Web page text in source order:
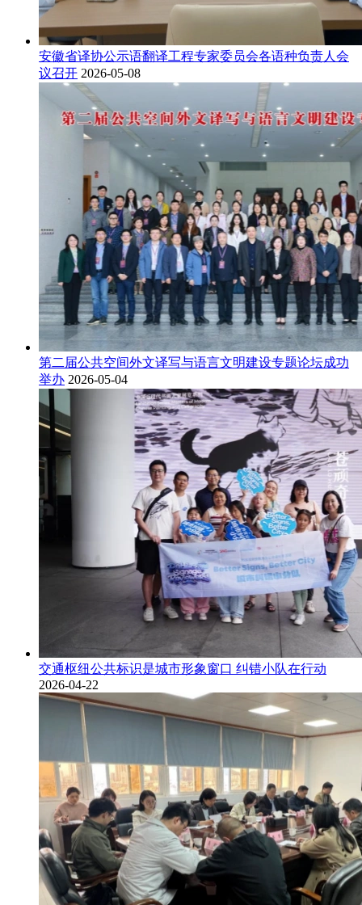
安徽省译协公示语翻译工程专家委员会各语种负责人会
议召开 2026-05-08
第二届公共空间外文译写与语言文明建设专题论坛成功
举办 2026-05-04
交通枢纽公共标识是城市形象窗口 纠错小队在行动
2026-04-22